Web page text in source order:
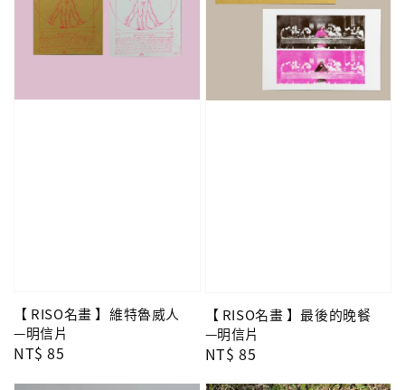
【 RISO名畫 】維特魯威人
—明信片
Regular
NT$ 85
【 RISO名畫 】最後的晚餐
—明信片
Regular
NT$ 85